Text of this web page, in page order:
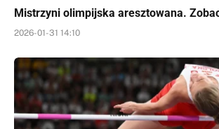
Mistrzyni olimpijska aresztowana.
2026-01-31 14:10